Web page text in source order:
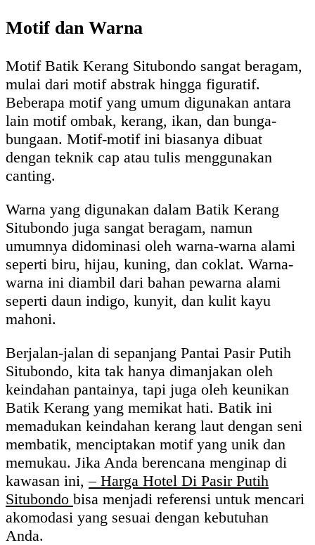
Motif dan Warna
Motif Batik Kerang Situbondo sangat beragam,
mulai dari motif abstrak hingga figuratif.
Beberapa motif yang umum digunakan antara
lain motif ombak, kerang, ikan, dan bunga-
bungaan. Motif-motif ini biasanya dibuat
dengan teknik cap atau tulis menggunakan
canting.
Warna yang digunakan dalam Batik Kerang
Situbondo juga sangat beragam, namun
umumnya didominasi oleh warna-warna alami
seperti biru, hijau, kuning, dan coklat. Warna-
warna ini diambil dari bahan pewarna alami
seperti daun indigo, kunyit, dan kulit kayu
mahoni.
Berjalan-jalan di sepanjang Pantai Pasir Putih
Situbondo, kita tak hanya dimanjakan oleh
keindahan pantainya, tapi juga oleh keunikan
Batik Kerang yang memikat hati. Batik ini
memadukan keindahan kerang laut dengan seni
membatik, menciptakan motif yang unik dan
memukau. Jika Anda berencana menginap di
kawasan ini,– Harga Hotel Di Pasir Putih
Situbondo bisa menjadi referensi untuk mencari
akomodasi yang sesuai dengan kebutuhan
Anda.